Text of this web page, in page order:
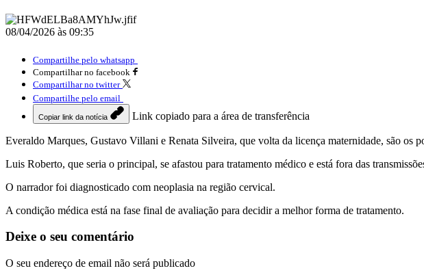
08/04/2026 às 09:35
Compartilhe pelo whatsapp
Compartilhar no facebook
Compartilhar no twitter
Compartilhe pelo email
Copiar link da notícia Link copiado para a área de transferência
Everaldo Marques, Gustavo Villani e Renata Silveira, que volta da licença maternidade, são
Luis Roberto, que seria o principal, se afastou para tratamento médico e está fora das
O narrador foi diagnosticado com neoplasia na região cervical.
A condição médica está na fase final de avaliação para decidir a melhor forma de tratamento.
Deixe o seu comentário
O seu endereço de email não será publicado